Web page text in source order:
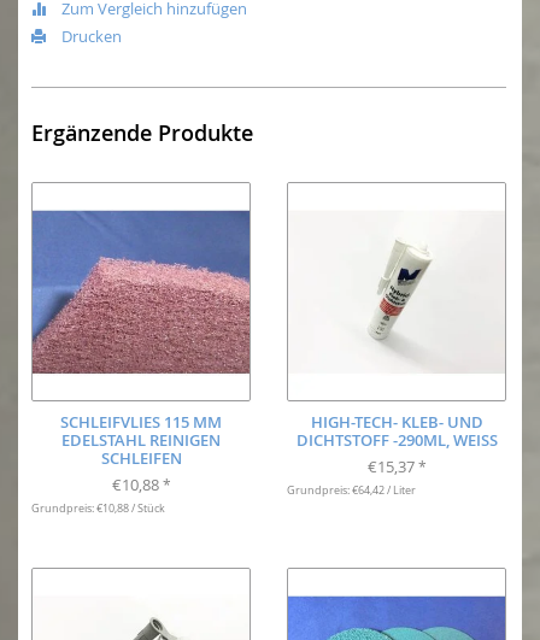
Zum Vergleich hinzufügen
Drucken
Ergänzende Produkte
SCHLEIFVLIES 115 MM
EDELSTAHL REINIGEN
SCHLEIFEN
€10,88 *
Grundpreis: €10,88 / Stück
HIGH-TECH- KLEB- UND
DICHTSTOFF -290ML, WEISS
€15,37 *
Grundpreis: €64,42 / Liter